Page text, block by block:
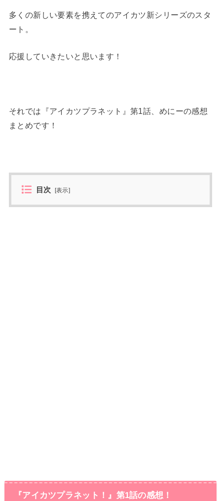
多くの新しい要素を携えてのアイカツ新シリーズのスタ
ート。
応援していきたいと思います！
それでは『アイカツプラネット』第1話、めにーの感想
まとめです！
目次 [表示]
『アイカツプラネット！』第1話の感想！